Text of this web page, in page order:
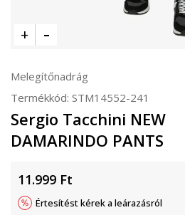
Melegítőnadrág
Termékkód: STM14552-241
Sergio Tacchini NEW
DAMARINDO PANTS
11.999 Ft
Értesítést kérek a leárazásról